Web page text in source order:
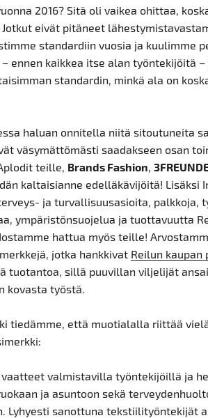
2016? Sitä oli vaikea ohittaa,
eivät pitäneet
standardiin vuosia ja kuulimme
ennen kaikkea itse alan työntekijöitä
standardin, minkä ala on
haluan onnitella niitä sitoutuneita
väsymättömästi saadakseen osan
teille, Brands Fashion,
kaltaisianne edelläkävijöitä! Lisäksi
ja turvallisuusasioita, palkkoja,
ympäristönsuojelua ja tuottavuutta
hattua myös teille!
jotka hankkivat Reilun kaupan
tuotantoa, sillä puuvillan viljelijät
kovasta työstä.
tiedämme, että muotialalla riittää
vaatteet valmistavilla työntekijöillä ja
ja asuntoon sekä
Lyhyesti sanottuna tekstiilityöntekijät